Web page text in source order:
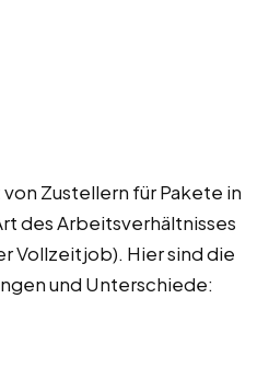
Zustellern für Pakete in
des Arbeitsverhältnisses
Vollzeitjob). Hier sind die
und Unterschiede: